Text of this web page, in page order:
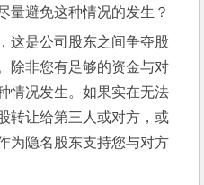
量避免这种情况的发生？
这是公司股东之间争夺股
除非您有足够的资金与对
情况发生。如果实在无法
转让给第三人或对方，或
为隐名股东支持您与对方